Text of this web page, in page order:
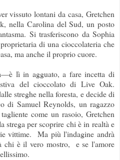
vissuto lontani da casa, Gretchen
nella Carolina del Sud, un posto
Si trasferiscono da Sophia
di una cioccolateria che
ma anche il proprio cuore.
—è lì in agguato, a fare incetta di
del cioccolato di Live Oak.
streghe nella foresta, e decide di
di Samuel Reynolds, un ragazzo
come un rasoio, Gretchen
strega per scoprire chi è in realtà e
vittime. Ma più l'indagine andrà
chi è il vero mostro, e se l'amore